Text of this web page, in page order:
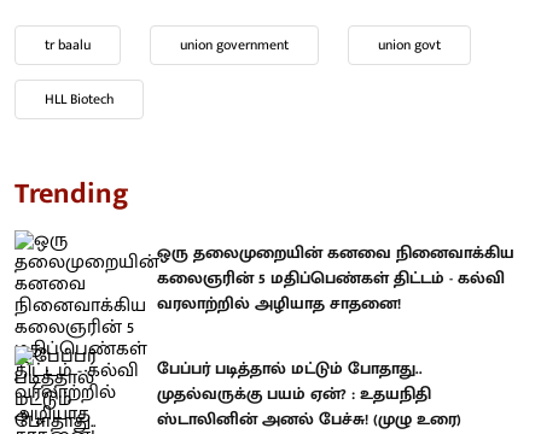
tr baalu union government union govt
HLL Biotech
Trending
ஒரு தலைமுறையின் கனவை நினைவாக்கிய
கலைஞரின் 5 மதிப்பெண்கள் திட்டம் - கல்வி
வரலாற்றில் அழியாத சாதனை!
பேப்பர் படித்தால் மட்டும் போதாது..
முதல்வருக்கு பயம் ஏன்? : உதயநிதி
ஸ்டாலினின் அனல் பேச்சு! (முழு உரை)